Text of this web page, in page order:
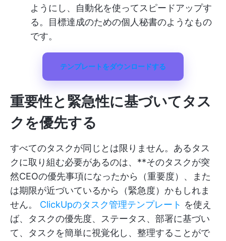
ようにし、自動化を使ってスピードアップす
る。目標達成のための個人秘書のようなもの
です。
テンプレートをダウンロードする
重要性と緊急性に基づいてタス
クを優先する
すべてのタスクが同じとは限りません。あるタス
クに取り組む必要があるのは、**そのタスクが突
然CEOの優先事項になったから（重要度）、また
は期限が近づいているから（緊急度）かもしれま
せん。 ClickUpのタスク管理テンプレート を使え
ば、タスクの優先度、ステータス、部署に基づい
て、タスクを簡単に視覚化し、整理することがで